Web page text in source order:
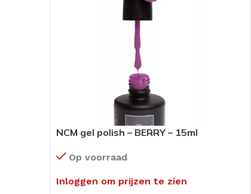
NCM gel polish – BERRY – 15ml
Op voorraad
Inloggen om prijzen te zien